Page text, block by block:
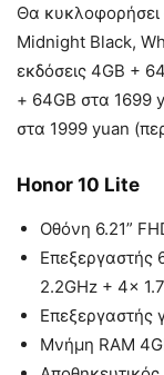
Θα κυκλοφορήσει
Midnight Black,
εκδόσεις 4GB +
+ 64GB στα 1699
στα 1999 yuan
Honor 10 Lite
Οθόνη 6.21”
2.2GHz + 4x
Επεξεργαστής
Μνήμη RAM